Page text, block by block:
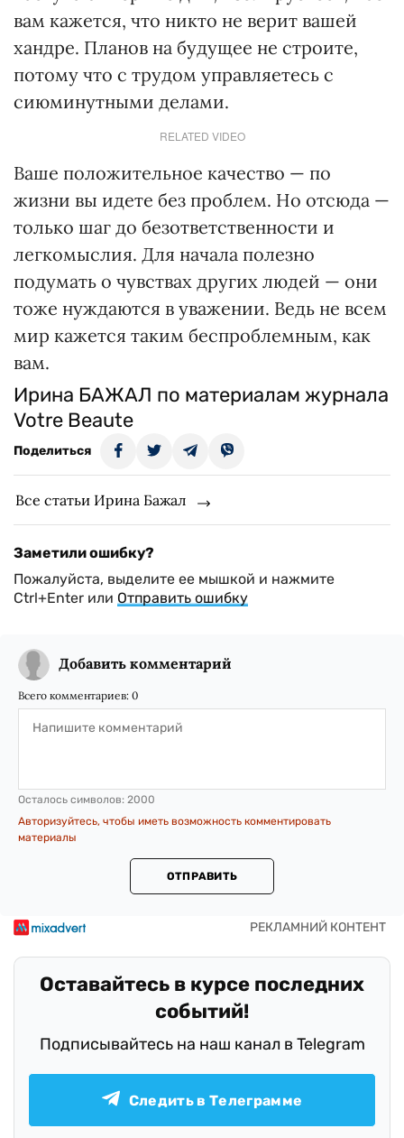
вам кажется, что никто не верит вашей
хандре. Планов на будущее не строите,
потому что с трудом управляетесь с
сиюминутными делами.
RELATED VIDEO
Ваше положительное качество — по
жизни вы идете без проблем. Но отсюда —
только шаг до безответственности и
легкомыслия. Для начала полезно
подумать о чувствах других людей — они
тоже нуждаются в уважении. Ведь не всем
мир кажется таким беспроблемным, как
вам.
Ирина БАЖАЛ по материалам журнала
Votre Beaute
Поделиться
Все статьи Ирина Бажал
Заметили ошибку?
Пожалуйста, выделите ее мышкой и нажмите
Ctrl+Enter или Отправить ошибку
Добавить комментарий
Всего комментариев: 0
Осталось символов: 2000
Авторизуйтесь, чтобы иметь возможность комментировать
материалы
ОТПРАВИТЬ
Оставайтесь в курсе последних
событий!
Подписывайтесь на наш канал в Telegram
Следить в Телеграмме